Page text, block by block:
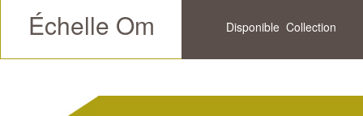
Échelle Om Disponible Collection